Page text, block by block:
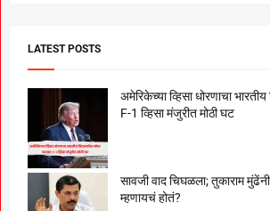
LATEST POSTS
अमेरिकेच्या व्हिसा धोरणाचा भारतीय
F-1 व्हिसा मंजुरीत मोठी घट
सावजी वाद चिघळला; तुकाराम
म्हणायचं होतं?